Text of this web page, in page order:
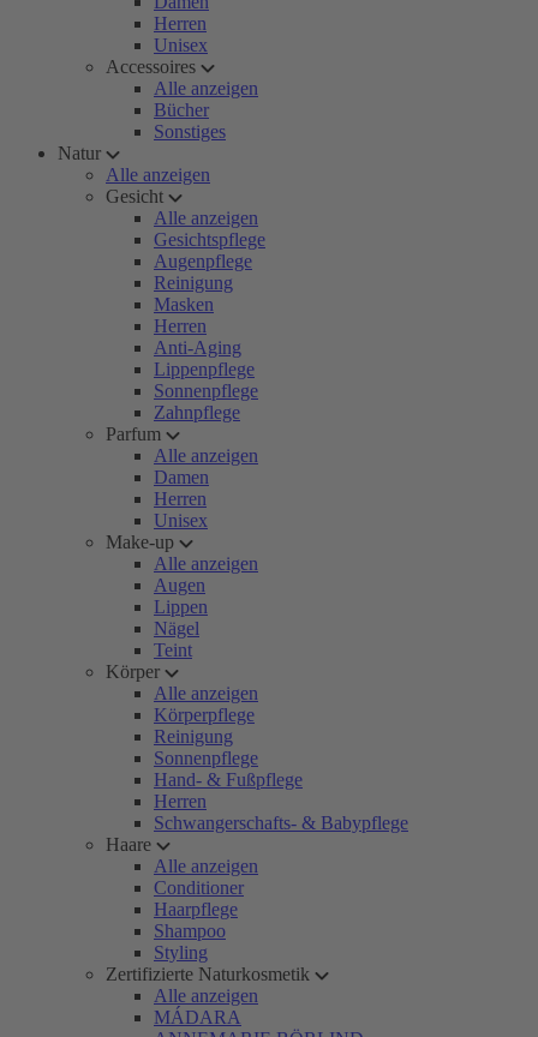
Herren
Unisex
Accessoires
Alle anzeigen
Bücher
Sonstiges
Natur
Alle anzeigen
Gesicht
Alle anzeigen
Gesichtspflege
Augenpflege
Reinigung
Masken
Herren
Anti-Aging
Lippenpflege
Sonnenpflege
Zahnpflege
Parfum
Alle anzeigen
Damen
Herren
Unisex
Make-up
Alle anzeigen
Augen
Lippen
Nägel
Teint
Körper
Alle anzeigen
Körperpflege
Reinigung
Sonnenpflege
Hand- & Fußpflege
Herren
Schwangerschafts- & Babypflege
Haare
Alle anzeigen
Conditioner
Haarpflege
Shampoo
Styling
Zertifizierte Naturkosmetik
Alle anzeigen
MÁDARA